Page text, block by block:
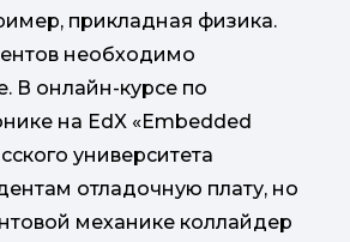
прикладная физика.
необходимо
В онлайн-курсе по
на EdX «Embedded
университета
отладочную плату, но
механике коллайдер